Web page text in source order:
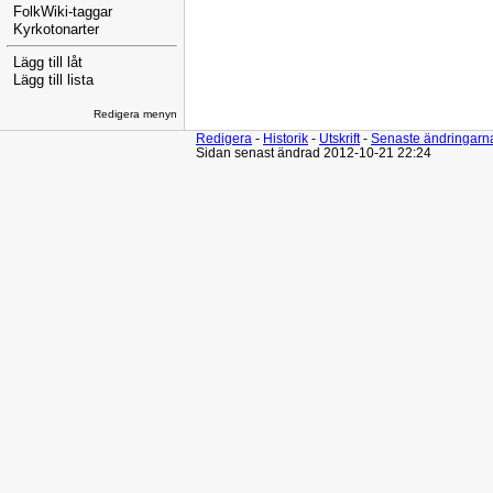
FolkWiki-taggar
Kyrkotonarter
Lägg till låt
Lägg till lista
Redigera menyn
Redigera - Historik - Utskrift- Senaste
Sidan senast ändrad 2012-10-21 22:24